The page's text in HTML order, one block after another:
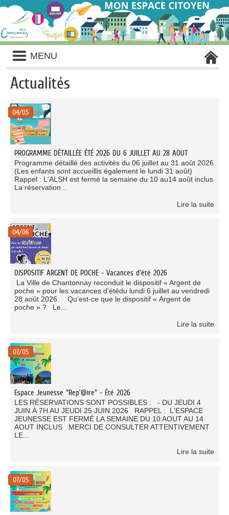
Liste
des
avertissements
MENU
Actualités
des
catégories
d'actualité
04/05
PROGRAMME DÉTAILLÉE ÉTÉ 2026 DU 6 JUILLET AU 28 AOUT
Programme détaillé des activités du 06 juillet au 31 août 2026
(Les enfants sont accueillis également le lundi 31 août)
Rappel : L'ALSH est fermé la semaine du 10 au14 août inclus
La réservation...
Lire la suite
04/06
DISPOSITIF ARGENT DE POCHE - Vacances d'été 2026
La Ville de Chantonnay reconduit le dispositif « Argent de
poche » pour les vacances d'étédu lundi 6 juillet au vendredi
28 août 2026. Qu’est-ce que le dispositif « Argent de
poche » ? Le...
Lire la suite
07/05
Espace Jeunesse "Rep'@ire" - Été 2026
LES RÉSERVATIONS SONT POSSIBLES : - DU JEUDI 4
JUIN À 7H AU JEUDI 25 JUIN 2026 RAPPEL : L'ESPACE
JEUNESSE EST FERMÉ LA SEMAINE DU 10 AOUT AU 14
AOUT INCLUS MERCI DE CONSULTER ATTENTIVEMENT
LE...
Lire la suite
07/05